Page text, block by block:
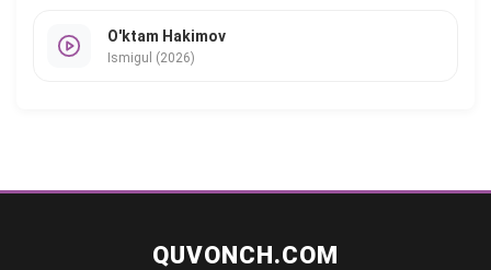
O'ktam Hakimov
Ismigul (2026)
QUVONCH.COM